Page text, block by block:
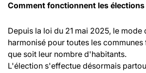
Comment fonctionnent les
Depuis la loi du 21 mai 2025, le mode
harmonisé pour toutes les communes
que soit leur nombre d'habitants.
L'élection s'effectue désormais